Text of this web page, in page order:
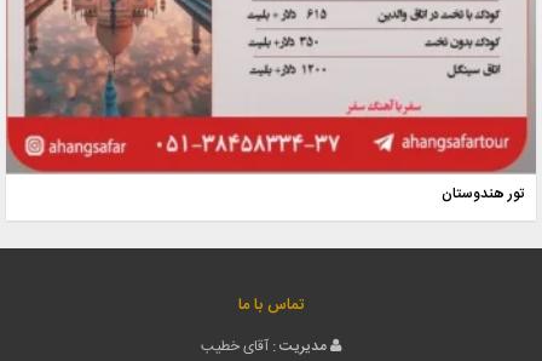
تور هندوستان
تماس با ما
مدیریت : آقای خطیب